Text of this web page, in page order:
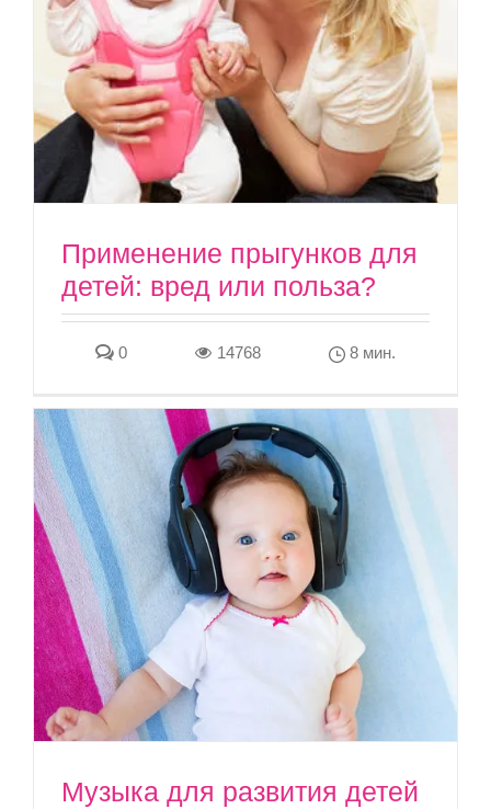
Применение прыгунков для
детей: вред или польза?
0 14768 8 мин.
Музыка для развития детей